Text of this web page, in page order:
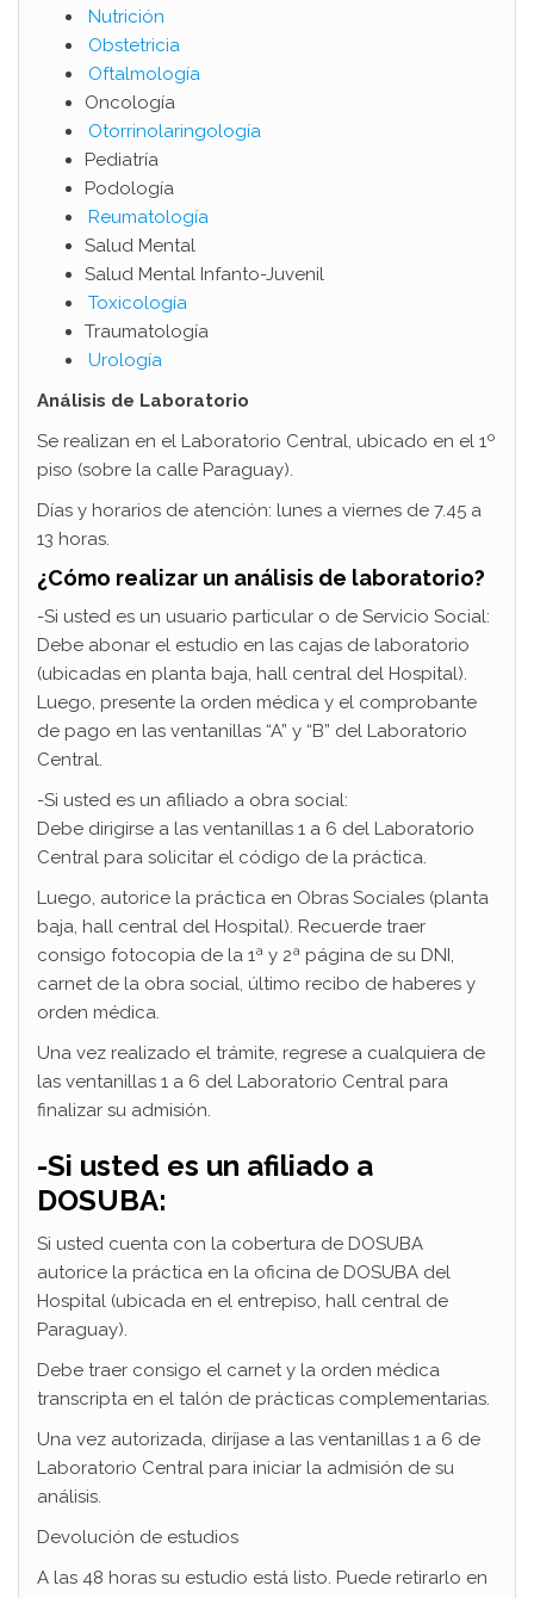
Nutrición
Obstetricia
Oftalmología
Oncología
Otorrinolaringología
Pediatría
Podología
Reumatología
Salud Mental
Salud Mental Infanto-Juvenil
Toxicología
Traumatología
Urología
Análisis de Laboratorio
Se realizan en el Laboratorio Central, ubicado en el 1º
piso (sobre la calle Paraguay).
Días y horarios de atención: lunes a viernes de 7.45 a
13 horas.
¿Cómo realizar un análisis de laboratorio?
-Si usted es un usuario particular o de Servicio Social:
Debe abonar el estudio en las cajas de laboratorio
(ubicadas en planta baja, hall central del Hospital).
Luego, presente la orden médica y el comprobante
de pago en las ventanillas “A” y “B” del Laboratorio
Central.
-Si usted es un afiliado a obra social:
Debe dirigirse a las ventanillas 1 a 6 del Laboratorio
Central para solicitar el código de la práctica.
Luego, autorice la práctica en Obras Sociales (planta
baja, hall central del Hospital). Recuerde traer
consigo fotocopia de la 1ª y 2ª página de su DNI,
carnet de la obra social, último recibo de haberes y
orden médica.
Una vez realizado el trámite, regrese a cualquiera de
las ventanillas 1 a 6 del Laboratorio Central para
finalizar su admisión.
-Si usted es un afiliado a
DOSUBA:
Si usted cuenta con la cobertura de DOSUBA
autorice la práctica en la oficina de DOSUBA del
Hospital (ubicada en el entrepiso, hall central de
Paraguay).
Debe traer consigo el carnet y la orden médica
transcripta en el talón de prácticas complementarias.
Una vez autorizada, diríjase a las ventanillas 1 a 6 de
Laboratorio Central para iniciar la admisión de su
análisis.
Devolución de estudios
A las 48 horas su estudio está listo. Puede retirarlo en